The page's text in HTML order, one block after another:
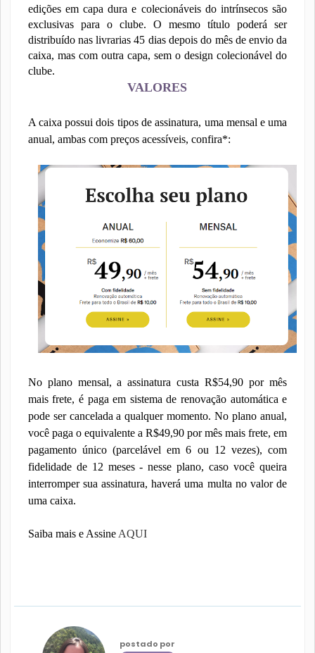
edições em capa dura e colecionáveis do intrínsecos são
exclusivas para o clube. O mesmo título poderá ser
distribuído nas livrarias 45 dias depois do mês de envio da
caixa, mas com outra capa, sem o design colecionável do
clube.
VALORES
A caixa possui dois tipos de assinatura, uma mensal e uma
anual, ambas com preços acessíveis, confira*:
No plano mensal, a assinatura custa R$54,90 por mês
mais frete, é paga em sistema de renovação automática e
pode ser cancelada a qualquer momento. No plano anual,
você paga o equivalente a R$49,90 por mês mais frete, em
pagamento único (parcelável em 6 ou 12 vezes), com
fidelidade de 12 meses - nesse plano, caso você queira
interromper sua assinatura, haverá uma multa no valor de
uma caixa.
Saiba mais e Assine AQUI
postado por